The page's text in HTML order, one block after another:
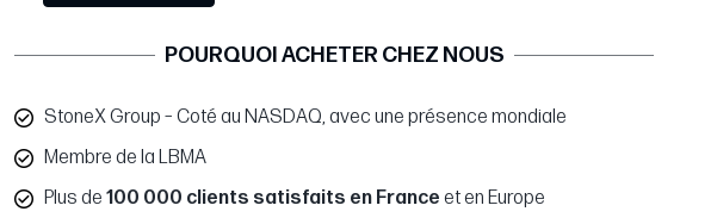
POURQUOI ACHETER CHEZ NOUS
StoneX Group – Coté au NASDAQ, avec une présence mondiale
Membre de la LBMA
Plus de 100 000 clients satisfaits en France et en Europe